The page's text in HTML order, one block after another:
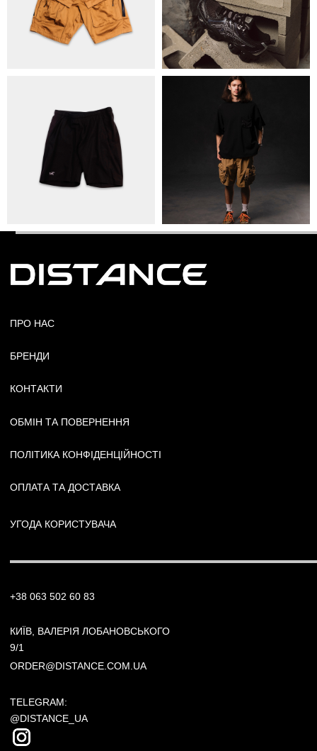
© Copyright All rights reserved
+38 063 502 60 83
КИЇВ, ВАЛЕРІЯ ЛОБАНОВСЬКОГО